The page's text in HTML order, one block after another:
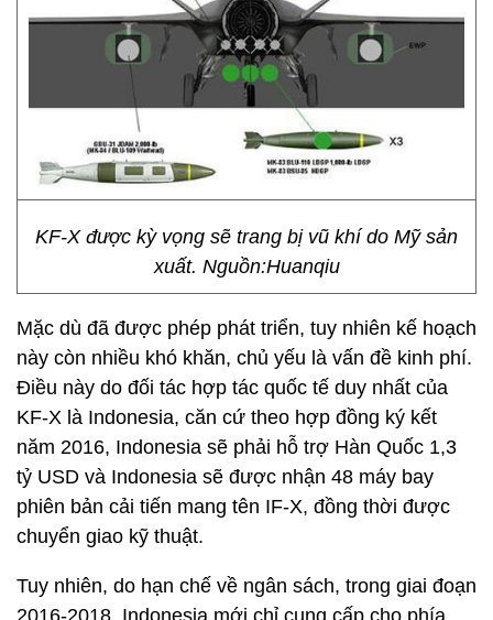
KF-X được kỳ vọng sẽ trang bị vũ khí do Mỹ sản
xuất. Nguồn:Huanqiu
Mặc dù đã được phép phát triển, tuy nhiên kế hoạch
này còn nhiều khó khăn, chủ yếu là vấn đề kinh phí.
Điều này do đối tác hợp tác quốc tế duy nhất của
KF-X là Indonesia, căn cứ theo hợp đồng ký kết
năm 2016, Indonesia sẽ phải hỗ trợ Hàn Quốc 1,3
tỷ USD và Indonesia sẽ được nhận 48 máy bay
phiên bản cải tiến mang tên IF-X, đồng thời được
chuyển giao kỹ thuật.
Tuy nhiên, do hạn chế về ngân sách, trong giai đoạn
2016-2018, Indonesia mới chỉ cung cấp cho phía